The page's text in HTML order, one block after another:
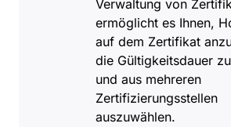
Verwaltung von
ermöglicht es Ihnen,
auf dem Zertifikat
die Gültigkeitsdauer
und aus mehreren
Zertifizierungsstellen
auszuwählen.